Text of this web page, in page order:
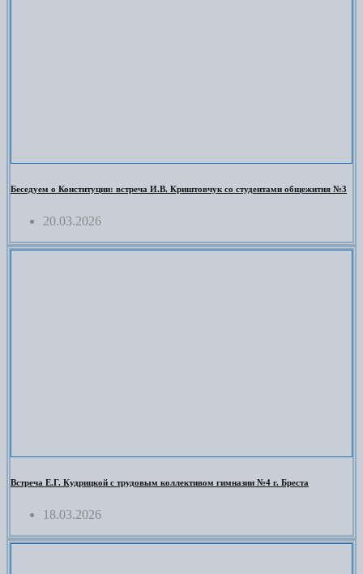
Беседуем о Конституции: встреча И.В. Криштовчук со студентами общежития №3
20.03.2026
Встреча Е.Г. Кудрицкой с трудовым коллективом гимназии №4 г. Бреста
18.03.2026